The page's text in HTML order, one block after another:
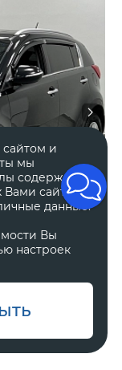
и
мы
содержат
сайта.
данные.
Вы
настроек